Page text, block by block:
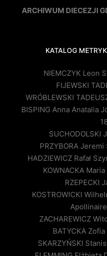
ARCHIWUM DIECEZJI
KATALOG
NIEMCZYK Leon
FIJEWSKI
WRÓBLEWSKI
BISPING Anna Anatalia
SUCHODOLSKI
PRZYBORA
HADZIEWICZ Rafał
KOWNACKA
RZEPECKI
KOSTROWICKI
ZACHAREWICZ
BATYCKA
SKARZYŃSKI